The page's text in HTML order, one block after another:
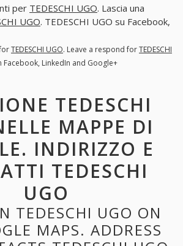
per TEDESCHI UGO. Lascia una
UGO. TEDESCHI UGO su Facebook,
TEDESCHI UGO. Leave a respond forTEDESCHI
Facebook, LinkedIn and Google+
TEDESCHI
MAPPE DI
INDIRIZZO E
TEDESCHI
UGO
TEDESCHI UGO ON
MAPS. ADDRESS